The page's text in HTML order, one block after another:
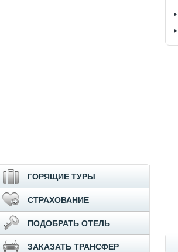
ГОРЯЩИЕ ТУРЫ
СТРАХОВАНИЕ
ПОДОБРАТЬ ОТЕЛЬ
ЗАКАЗАТЬ ТРАНСФЕР